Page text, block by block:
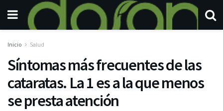
Inicio Salud
Síntomas más frecuentes de las
cataratas. La 1 es a la que menos
se presta atención